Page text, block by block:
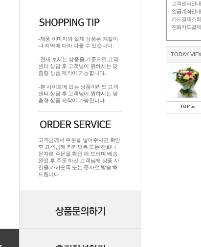
고객센터안내
입금계좌안내
카드결제조회
전화카드결제
TODAY
-제품 이미지와 실제 상품은 계절이
나 지역에 따라 다를 수 있습니다.
-현재 보시는 상품을 기준으로 고객
센터 상담 후 고객님이 원하시는 맞
춤형 상품 제작이 가능합니다.
-본 사이트에 없는 상품이라도 고객
센터 상담 후 고객님이 원하시는 맞
춤형 상품 제작이 가능합니다.
고객님께서 주문을 넣어주시면 확인
후 고객님께 카카오톡 또는 전화나
문자로 주문을 확인 해 드리며.배송
완료 후 주문 하신 고객님께 상품 사
진을 카카오톡 또는 문자로 발송 해
드립니다.